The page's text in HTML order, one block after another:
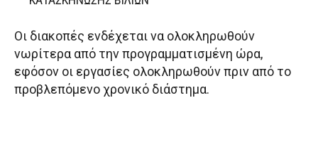
Οι διακοπές ενδέχεται να ολοκληρωθούν
νωρίτερα από την προγραμματισμένη ώρα,
εφόσον οι εργασίες ολοκληρωθούν πριν από το
προβλεπόμενο χρονικό διάστημα.